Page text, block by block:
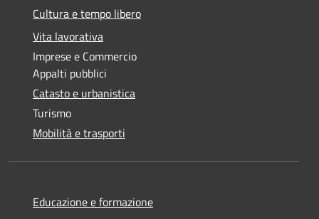
Cultura e tempo libero
Vita lavorativa
Imprese e Commercio
Appalti pubblici
Catasto e urbanistica
Turismo
Mobilità e trasporti
Educazione e formazione